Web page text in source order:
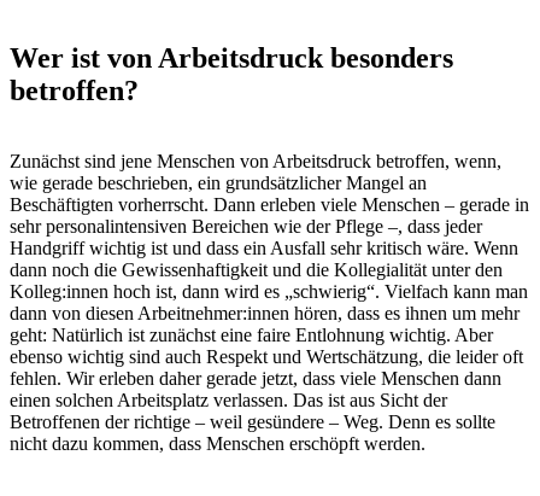
Wer ist von Arbeitsdruck besonders
betroffen?
Zunächst sind jene Menschen von Arbeitsdruck betroffen, wenn,
wie gerade beschrieben, ein grundsätzlicher Mangel an
Beschäftigten vorherrscht. Dann erleben viele Menschen – gerade in
sehr personalintensiven Bereichen wie der Pflege –, dass jeder
Handgriff wichtig ist und dass ein Ausfall sehr kritisch wäre. Wenn
dann noch die Gewissenhaftigkeit und die Kollegialität unter den
Kolleg:innen hoch ist, dann wird es „schwierig“. Vielfach kann man
dann von diesen Arbeitnehmer:innen hören, dass es ihnen um mehr
geht: Natürlich ist zunächst eine faire Entlohnung wichtig. Aber
ebenso wichtig sind auch Respekt und Wertschätzung, die leider oft
fehlen. Wir erleben daher gerade jetzt, dass viele Menschen dann
einen solchen Arbeitsplatz verlassen. Das ist aus Sicht der
Betroffenen der richtige – weil gesündere – Weg. Denn es sollte
nicht dazu kommen, dass Menschen erschöpft werden.